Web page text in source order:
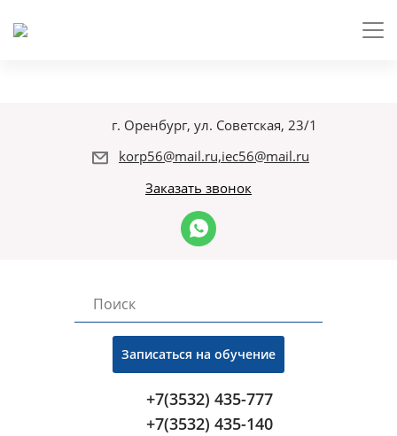
г. Оренбург, ул. Советская, 23/1
korp56@mail.ru,iec56@mail.ru
Заказать звонок
Записаться на обучение
+7(3532) 435-777
+7(3532) 435-140